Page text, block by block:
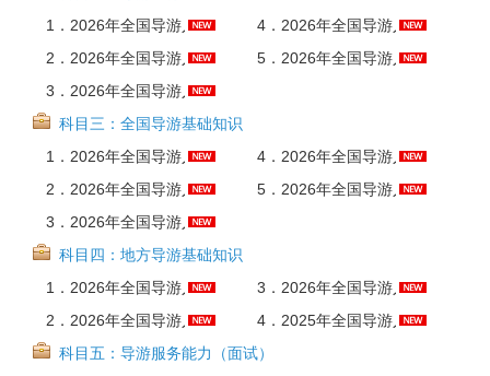
1． 2026年全国导游人员资格考试《导游业务》全套资料【考点手册＋历年真题＋题库＋考前冲刺】 4． 2026年全国导游人员资格考试《导游业务》考前冲刺卷AI讲解
2． 2026年全国导游人员资格考试《导游业务》考点手册AI讲解 5． 2026年全国导游人员资格考试《导游业务》精讲班【教材精讲＋真题串讲】
3． 2026年全国导游人员资格考试《导游业务》题库【历年真题＋章节题库】AI讲解
科目三：全国导游基础知识
1． 2026年全国导游人员资格考试《全国导游基础知识》全套资料【考点手册＋历年真题＋题库＋考前冲刺】 4． 2026年全国导游人员资格考试《全国导游基础知识》考前冲刺卷AI讲解
2． 2026年全国导游人员资格考试《全国导游基础知识》考点手册AI讲解 5． 2026年全国导游人员资格考试《全国导游基础知识》精讲班【教材精讲＋真题串讲】
3． 2026年全国导游人员资格考试《全国导游基础知识》题库【历年真题＋章节题库】AI讲解
科目四：地方导游基础知识
1． 2026年全国导游人员资格考试《地方导游基础知识》全套资料【考点手册＋历年真题＋题库＋考前冲刺】 3． 2026年全国导游人员资格考试《地方导游基础知识》题库【历年真题＋章节题库】AI讲解
2． 2026年全国导游人员资格考试《地方导游基础知识》考点手册AI讲解 4． 2025年全国导游人员资格考试《地方导游基础知识》考前冲刺卷AI讲解
科目五：导游服务能力（面试）